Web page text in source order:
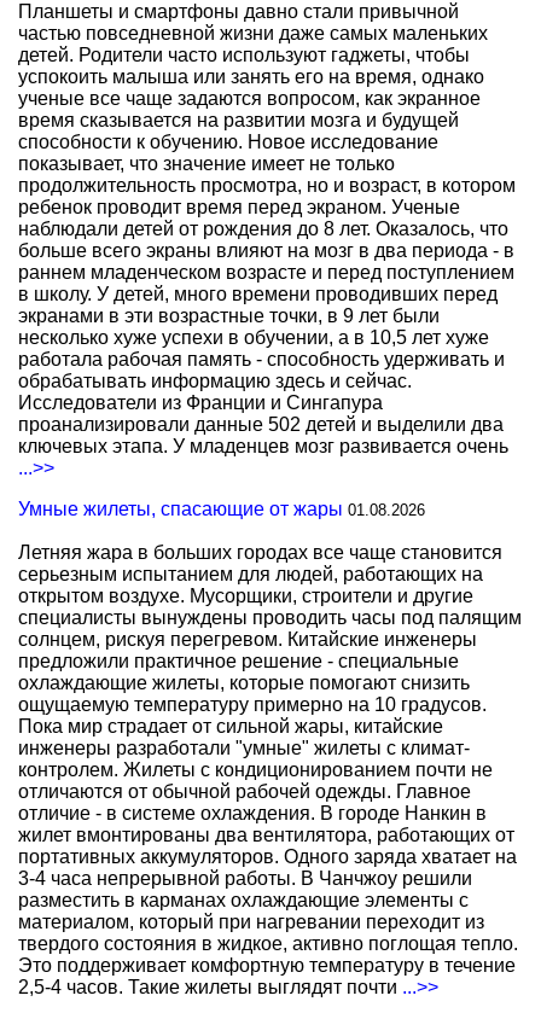
Планшеты и смартфоны давно стали привычной
частью повседневной жизни даже самых маленьких
детей. Родители часто используют гаджеты, чтобы
успокоить малыша или занять его на время, однако
ученые все чаще задаются вопросом, как экранное
время сказывается на развитии мозга и будущей
способности к обучению. Новое исследование
показывает, что значение имеет не только
продолжительность просмотра, но и возраст, в котором
ребенок проводит время перед экраном. Ученые
наблюдали детей от рождения до 8 лет. Оказалось, что
больше всего экраны влияют на мозг в два периода - в
раннем младенческом возрасте и перед поступлением
в школу. У детей, много времени проводивших перед
экранами в эти возрастные точки, в 9 лет были
несколько хуже успехи в обучении, а в 10,5 лет хуже
работала рабочая память - способность удерживать и
обрабатывать информацию здесь и сейчас.
Исследователи из Франции и Сингапура
проанализировали данные 502 детей и выделили два
ключевых этапа. У младенцев мозг развивается очень
...>>
Умные жилеты, спасающие от жары 01.08.2026
Летняя жара в больших городах все чаще становится
серьезным испытанием для людей, работающих на
открытом воздухе. Мусорщики, строители и другие
специалисты вынуждены проводить часы под палящим
солнцем, рискуя перегревом. Китайские инженеры
предложили практичное решение - специальные
охлаждающие жилеты, которые помогают снизить
ощущаемую температуру примерно на 10 градусов.
Пока мир страдает от сильной жары, китайские
инженеры разработали "умные" жилеты с климат-
контролем. Жилеты с кондиционированием почти не
отличаются от обычной рабочей одежды. Главное
отличие - в системе охлаждения. В городе Нанкин в
жилет вмонтированы два вентилятора, работающих от
портативных аккумуляторов. Одного заряда хватает на
3-4 часа непрерывной работы. В Чанчжоу решили
разместить в карманах охлаждающие элементы с
материалом, который при нагревании переходит из
твердого состояния в жидкое, активно поглощая тепло.
Это поддерживает комфортную температуру в течение
2,5-4 часов. Такие жилеты выглядят почти ...>>